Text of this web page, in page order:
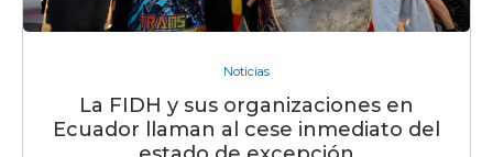
Noticias
La FIDH y sus organizaciones en
Ecuador llaman al cese inmediato del